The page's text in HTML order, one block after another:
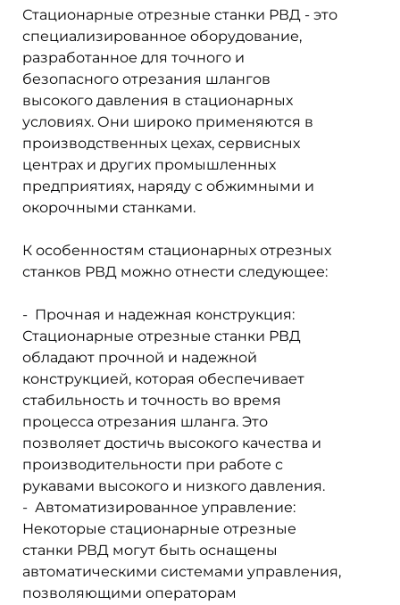
Стационарные отрезные станки РВД - это
специализированное оборудование,
разработанное для точного и
безопасного отрезания шлангов
высокого давления в стационарных
условиях. Они широко применяются в
производственных цехах, сервисных
центрах и других промышленных
предприятиях, наряду с обжимными и
окорочными станками.
К особенностям стационарных отрезных
станков РВД можно отнести следующее:
- Прочная и надежная конструкция:
Стационарные отрезные станки РВД
обладают прочной и надежной
конструкцией, которая обеспечивает
стабильность и точность во время
процесса отрезания шланга. Это
позволяет достичь высокого качества и
производительности при работе с
рукавами высокого и низкого давления.
- Автоматизированное управление:
Некоторые стационарные отрезные
станки РВД могут быть оснащены
автоматическими системами управления,
позволяющими операторам